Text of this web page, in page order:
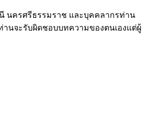
นครศรีธรรมราช และบุคคลากรท่าน
นจะรับผิดชอบบทความของตนเองแต่ผู้